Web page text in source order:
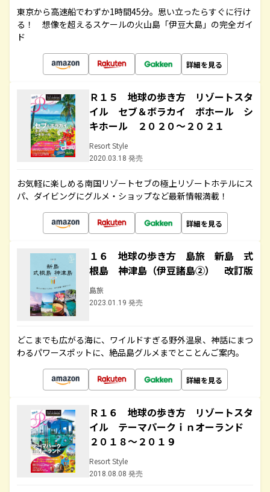
東京から高速船でわずか1時間45分。思い立ったらすぐに行け
る！ 想像を超えるスケールの火山島「伊豆大島」の完全ガイ
ド
詳細を見る
Ｒ１５ 地球の歩き方 リゾートスタ
イル セブ＆ボラカイ ボホール シ
キホール ２０２０～２０２１
Resort Style
2020.03.18 発売
お気軽に楽しめる南国リゾートセブの極上リゾートホテルにス
パ、ダイビングにグルメ・ショップなど最新情報満載！
詳細を見る
１６ 地球の歩き方 島旅 新島 式
根島 神津島（伊豆諸島②） 改訂版
島旅
2023.01.19 発売
どこまでも広がる海に、ワイルドすぎる野外温泉、神話にまつ
わるパワースポットに、絶品島グルメまでとことんご案内。
詳細を見る
Ｒ１６ 地球の歩き方 リゾートスタ
イル テーマパークｉｎオーランド
２０１８～２０１９
Resort Style
2018.08.08 発売